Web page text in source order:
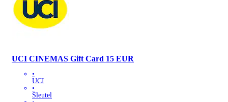
UCI CINEMAS Gift Card 15 EUR
•
UCI
•
Sleutel